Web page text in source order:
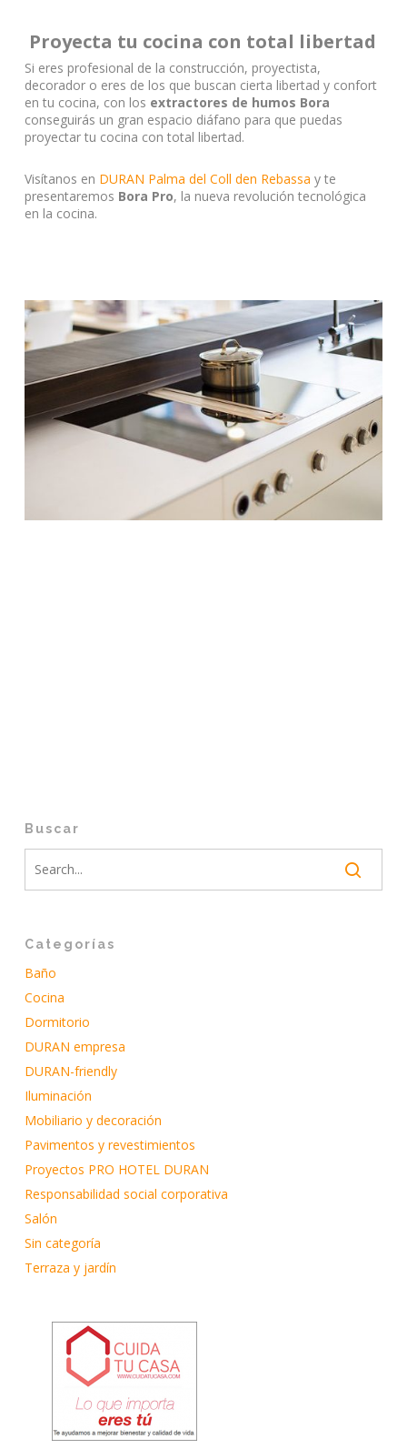
Proyecta tu cocina con total libertad
Si eres profesional de la construcción, proyectista,
decorador o eres de los que buscan cierta libertad y confort
en tu cocina, con los extractores de humos Bora
conseguirás un gran espacio diáfano para que puedas
proyectar tu cocina con total libertad.
Visítanos en DURAN Palma del Coll den Rebassa y te
presentaremos Bora Pro, la nueva revolución tecnológica
en la cocina.
Buscar
Categorías
Baño
Cocina
Dormitorio
DURAN empresa
DURAN-friendly
Iluminación
Mobiliario y decoración
Pavimentos y revestimientos
Proyectos PRO HOTEL DURAN
Responsabilidad social corporativa
Salón
Sin categoría
Terraza y jardín